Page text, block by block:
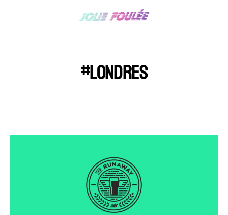
#LONDRES